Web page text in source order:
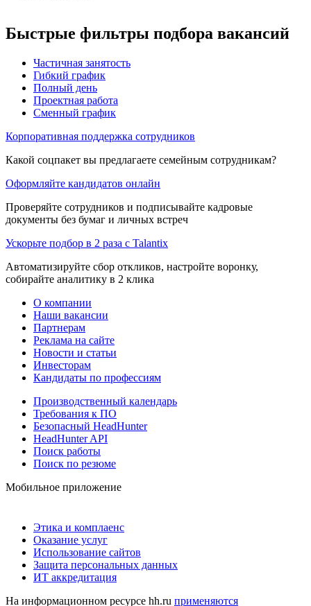
Быстрые фильтры подбора вакансий
Частичная занятость
Гибкий график
Полный день
Проектная работа
Сменный график
Корпоративная поддержка сотрудников
Какой соцпакет вы предлагаете семейным сотрудникам?
Оформляйте кандидатов онлайн
Проверяйте сотрудников и подписывайте кадровые
документы без бумаг и личных встреч
Ускорьте подбор в 2 раза с Talantix
Автоматизируйте сбор откликов, настройте воронку,
собирайте аналитику в 2 клика
О компании
Наши вакансии
Партнерам
Реклама на сайте
Новости и статьи
Инвесторам
Кандидаты по профессиям
Производственный календарь
Требования к ПО
Безопасный HeadHunter
HeadHunter API
Поиск работы
Поиск по резюме
Мобильное приложение
Этика и комплаенс
Оказание услуг
Использование сайтов
Защита персональных данных
ИТ аккредитация
На информационном ресурсе hh.ru применяются